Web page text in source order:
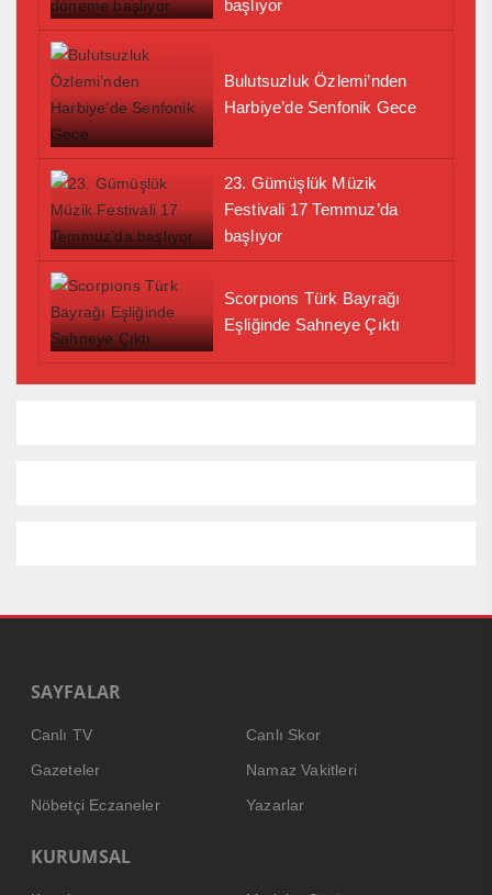
başlıyor
Bulutsuzluk Özlemi’nden
Harbiye’de Senfonik Gece
23. Gümüşlük Müzik
Festivali 17 Temmuz’da
başlıyor
Scorpıons Türk Bayrağı
Eşliğinde Sahneye Çıktı
SAYFALAR
Canlı TV
Canlı Skor
Gazeteler
Namaz Vakitleri
Nöbetçi Eczaneler
Yazarlar
KURUMSAL